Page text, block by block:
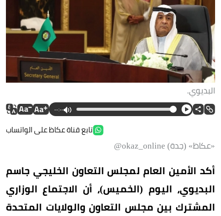
البديوي.
--:--
تابع قناة عكاظ على الواتساب
«عكاظ» (جدة) okaz_online@
أكد الأمين العام لمجلس التعاون الخليجي جاسم
البديوي، اليوم (الخميس)، أن الاجتماع الوزاري
المشترك بين مجلس التعاون والولايات المتحدة